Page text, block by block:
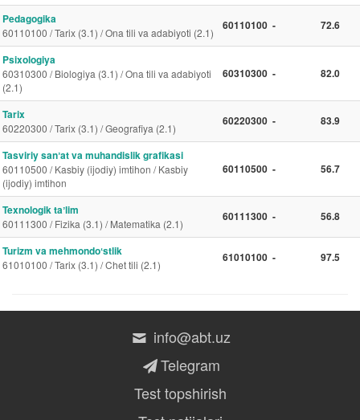
Pedagogika
60110100 / Tarix (3.1) / Ona tili va adabiyoti (2.1)
60110100 - 72.6
Psixologiya
60310300 / Biologiya (3.1) / Ona tili va adabiyoti
(2.1)
60310300 - 82.0
Tarix
60220300 / Tarix (3.1) / Geografiya (2.1)
60220300 - 83.9
Tasviriy sanʼat va muhandislik grafikasi
60110500 / Kasbiy (ijodiy) imtihon / Kasbiy
(ijodiy) imtihon
60110500 - 56.7
Texnologik taʼlim
60111300 / Fizika (3.1) / Matematika (2.1)
60111300 - 56.8
Turizm va mehmondoʻstlik
61010100 / Tarix (3.1) / Chet tili (2.1)
61010100 - 97.5
info@abt.uz
Telegram
Test topshirish